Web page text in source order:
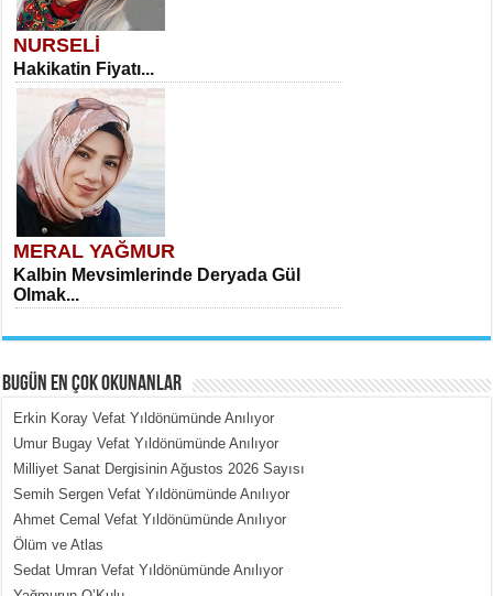
NURSELİ
Hakikatin Fiyatı...
MERAL YAĞMUR
Kalbin Mevsimlerinde Deryada Gül
Olmak...
MEHMET ÇOBAN
İçerdeki Put Dışardaki Maskeler...
BUGÜN EN ÇOK OKUNANLAR
Erkin Koray Vefat Yıldönümünde Anılıyor
Umur Bugay Vefat Yıldönümünde Anılıyor
Milliyet Sanat Dergisinin Ağustos 2026 Sayısı
Semih Sergen Vefat Yıldönümünde Anılıyor
Ahmet Cemal Vefat Yıldönümünde Anılıyor
Ölüm ve Atlas
Sedat Umran Vefat Yıldönümünde Anılıyor